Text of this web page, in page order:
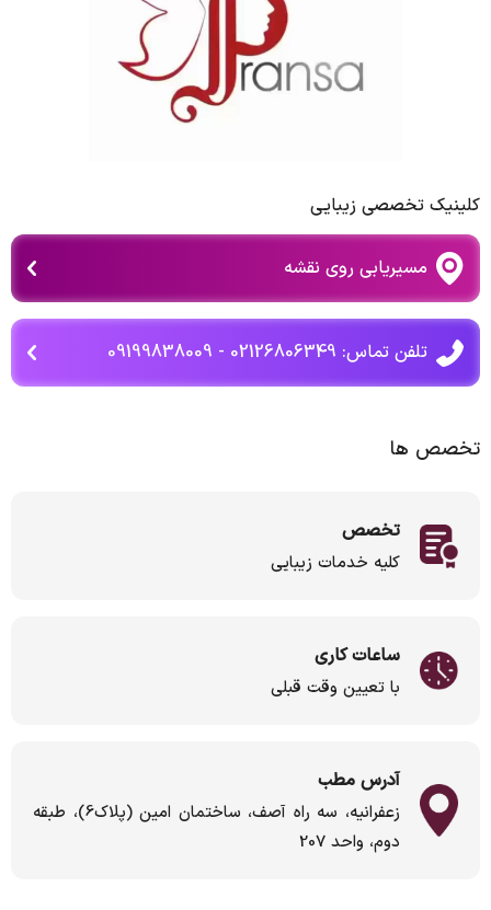
کلینیک تخصصی زیبایی
مسیریابی روی نقشه
تلفن تماس: 02126806349 - 09199838009
تخصص ها
تخصص
کلیه خدمات زیبایی
ساعات کاری
با تعیین وقت قبلی
آدرس مطب
زعفرانیه، سه راه آصف، ساختمان امین (پلاک6)، طبقه
دوم، واحد 207